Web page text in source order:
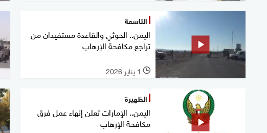
التاسعة
اليمن.. الحوثي والقاعدة مستفيدان من
تراجع مكافحة الإرهاب
l 1 يناير 2026
الظهيرة
اليمن.. الإمارات تعلن إنهاء عمل فرق
مكافحة الإرهاب